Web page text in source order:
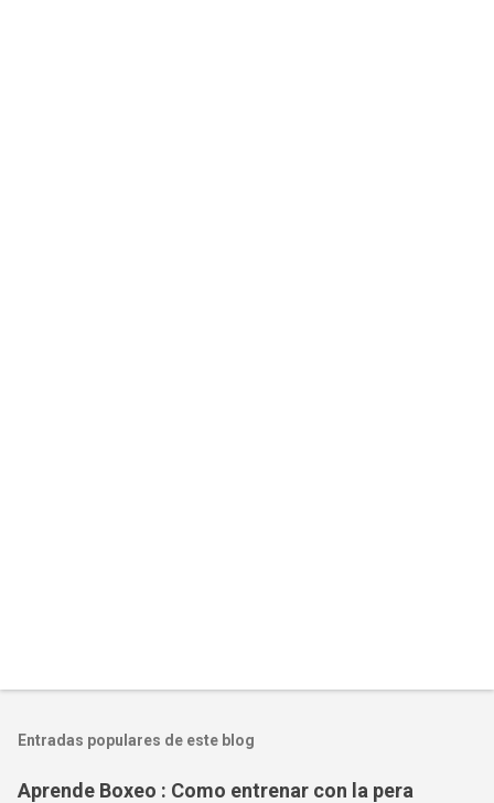
Entradas populares de este blog
Aprende Boxeo : Como entrenar con la pera